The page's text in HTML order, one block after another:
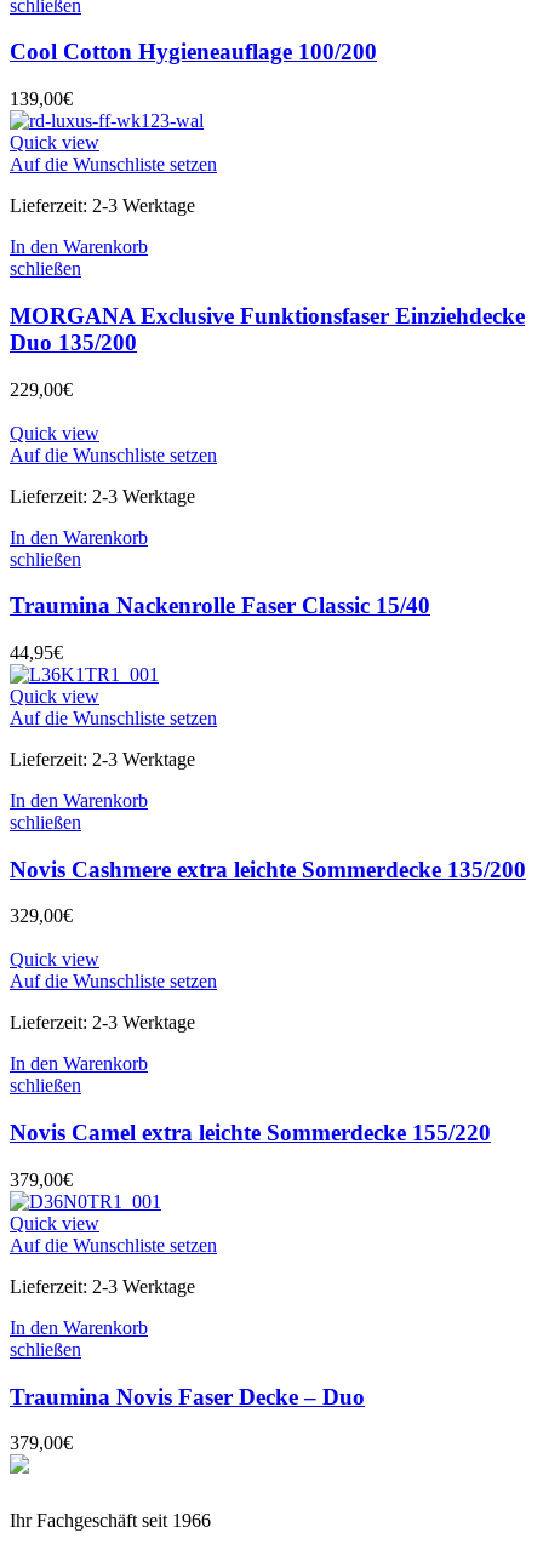
schließen
Cool Cotton Hygieneauflage 100/200
139,00€
Quick view
Auf die Wunschliste setzen
Lieferzeit: 2-3 Werktage
In den Warenkorb
schließen
MORGANA Exclusive Funktionsfaser Einziehdecke
Duo 135/200
229,00€
Quick view
Auf die Wunschliste setzen
Lieferzeit: 2-3 Werktage
In den Warenkorb
schließen
Traumina Nackenrolle Faser Classic 15/40
44,95€
Quick view
Auf die Wunschliste setzen
Lieferzeit: 2-3 Werktage
In den Warenkorb
schließen
Novis Cashmere extra leichte Sommerdecke 135/200
329,00€
Quick view
Auf die Wunschliste setzen
Lieferzeit: 2-3 Werktage
In den Warenkorb
schließen
Novis Camel extra leichte Sommerdecke 155/220
379,00€
Quick view
Auf die Wunschliste setzen
Lieferzeit: 2-3 Werktage
In den Warenkorb
schließen
Traumina Novis Faser Decke – Duo
379,00€
Ihr Fachgeschäft seit 1966